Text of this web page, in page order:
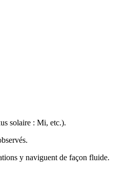
solaire : Mi, etc.).
y naviguent de façon fluide.